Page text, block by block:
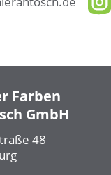
Farben
GmbH
48